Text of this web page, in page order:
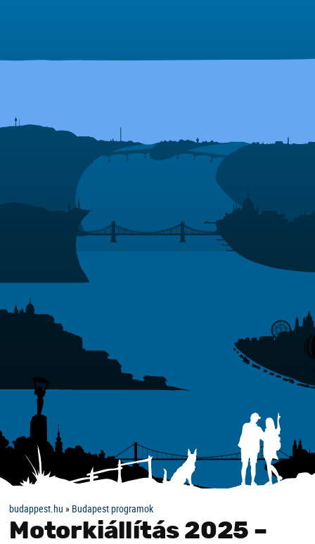
budappest.hu » Budapest programok
Motorkiállítás 2025 –